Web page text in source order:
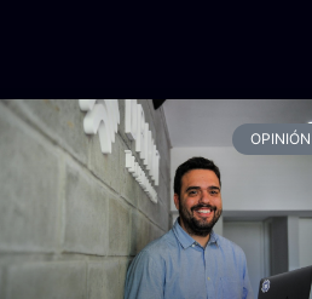
OPINIÓN